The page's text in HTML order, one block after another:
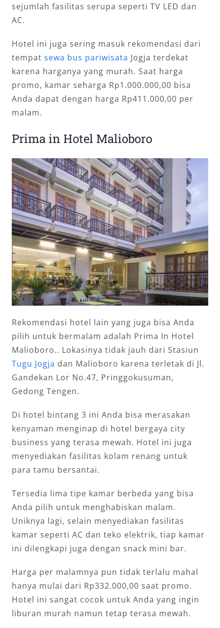
sejumlah fasilitas serupa seperti TV LED dan
AC.
Hotel ini juga sering masuk rekomendasi dari
tempat sewa bus pariwisata Jogja terdekat
karena harganya yang murah. Saat harga
promo, kamar seharga Rp1.000.000,00 bisa
Anda dapat dengan harga Rp411.000,00 per
malam.
Prima in Hotel Malioboro
Rekomendasi hotel lain yang juga bisa Anda
pilih untuk bermalam adalah Prima In Hotel
Malioboro.. Lokasinya tidak jauh dari Stasiun
Tugu Jogja dan Malioboro karena terletak di Jl.
Gandekan Lor No.47, Pringgokusuman,
Gedong Tengen.
Di hotel bintang 3 ini Anda bisa merasakan
kenyaman menginap di hotel bergaya city
business yang terasa mewah. Hotel ini juga
menyediakan fasilitas kolam renang untuk
para tamu bersantai.
Tersedia lima tipe kamar berbeda yang bisa
Anda pilih untuk menghabiskan malam.
Uniknya lagi, selain menyediakan fasilitas
kamar seperti AC dan teko elektrik, tiap kamar
ini dilengkapi juga dengan snack mini bar.
Harga per malamnya pun tidak terlalu mahal
hanya mulai dari Rp332.000,00 saat promo.
Hotel ini sangat cocok untuk Anda yang ingin
liburan murah namun tetap terasa mewah.